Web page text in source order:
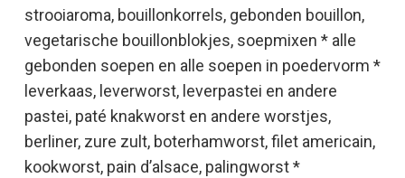
strooiaroma, bouillonkorrels, gebonden bouillon,
vegetarische bouillonblokjes, soepmixen * alle
gebonden soepen en alle soepen in poedervorm *
leverkaas, leverworst, leverpastei en andere
pastei, paté knakworst en andere worstjes,
berliner, zure zult, boterhamworst, filet americain,
kookworst, pain d’alsace, palingworst *